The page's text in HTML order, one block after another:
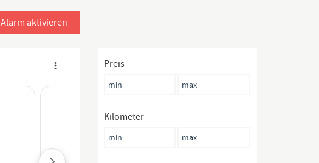
Preis
Kilometer
Alarm aktivieren